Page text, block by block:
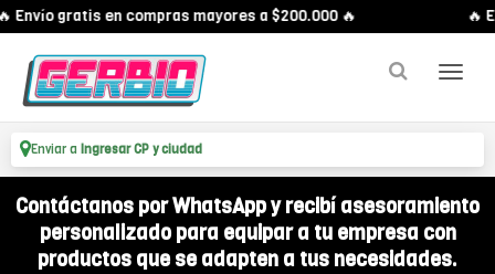
Envío gratis en compras mayores a $200.000 🔥 🔥
Enviar a Ingresar CP y ciudad
Contáctanos por WhatsApp y recibí asesoramiento
personalizado para equipar a tu empresa con
productos que se adapten a tus necesidades.